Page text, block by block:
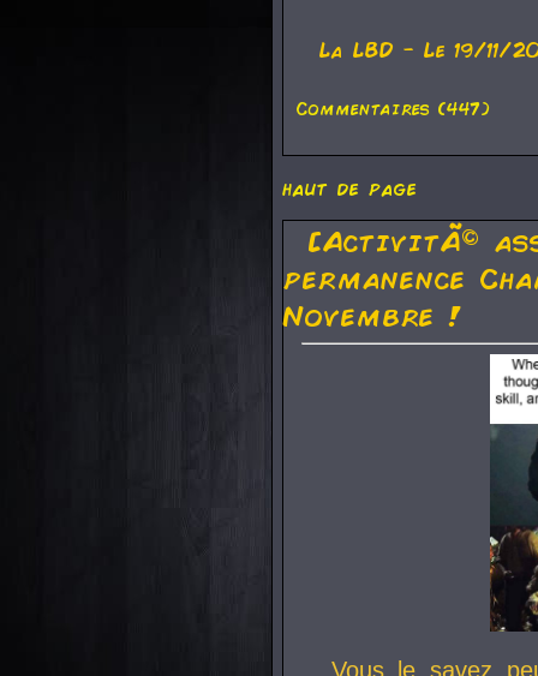
La LBD - Le 19/11/
Commentaires (447)
haut de page
[ActivitÃ©
permanence
Novembre !
Vous le savez